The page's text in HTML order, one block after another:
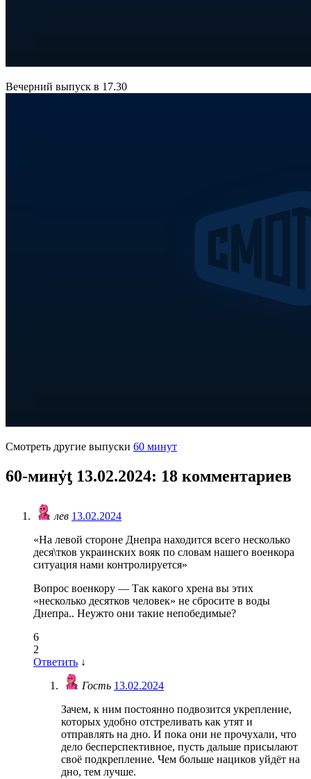
Вечерний выпуск в 17.30
Смотреть другие выпуски 60 минут
60-минẏƫ 13.02.2024: 18 комментариев
лев 13.02.2024
«На левой стороне Днепра находится всего несколько
деся\тков украинских вояк по словам нашего военкора
ситуация нами контролируется»
Вопрос военкору — Так какого хрена вы этих
«несколько десятков человек» не сбросите в воды
Днепра.. Неужто они такие непобедимые?
6
2
Ответить ↓
Гость 13.02.2024
Зачем, к ним постоянно подвозится укрепление,
которых удобно отстреливать как утят и
отправлять на дно. И пока они не прочухали, что
дело бесперспективное, пусть дальше присылают
своё подкрепление. Чем больше нациков уйдёт на
дно, тем лучше.